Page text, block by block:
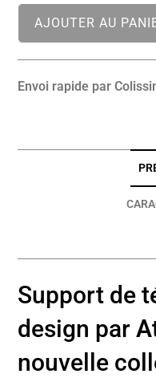
AJOUTER AU
Envoi rapide par
Support de
design par
nouvelle